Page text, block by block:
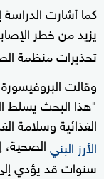
كما أشارت
يزيد من خطر
تحذيرات منظمة
وقالت
"هذا البحث يسلط
الغذائية وسلامة
الأرز البنيالصحية،
سنوات قد يؤدي